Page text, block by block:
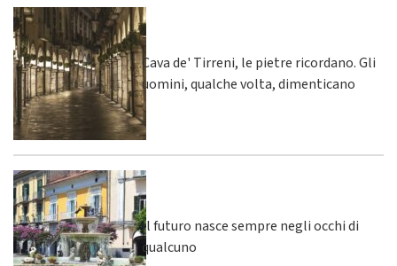
Cava de' Tirreni, le pietre ricordano. Gli
uomini, qualche volta, dimenticano
Il futuro nasce sempre negli occhi di
qualcuno